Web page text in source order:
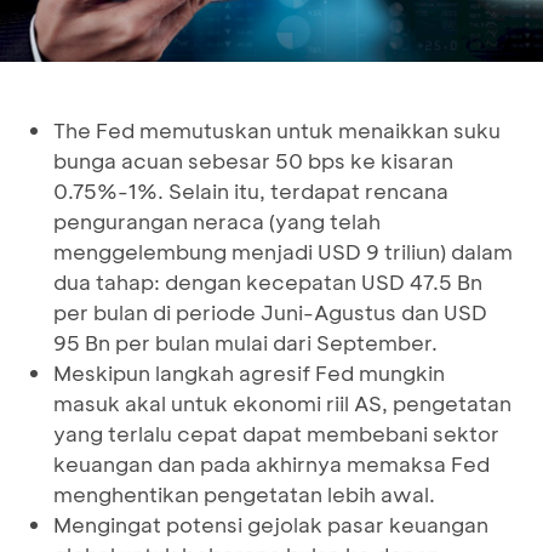
The Fed memutuskan untuk menaikkan suku
bunga acuan sebesar 50 bps ke kisaran
0.75%-1%. Selain itu, terdapat rencana
pengurangan neraca (yang telah
menggelembung menjadi USD 9 triliun) dalam
dua tahap: dengan kecepatan USD 47.5 Bn
per bulan di periode Juni-Agustus dan USD
95 Bn per bulan mulai dari September.
Meskipun langkah agresif Fed mungkin
masuk akal untuk ekonomi riil AS, pengetatan
yang terlalu cepat dapat membebani sektor
keuangan dan pada akhirnya memaksa Fed
menghentikan pengetatan lebih awal.
Mengingat potensi gejolak pasar keuangan